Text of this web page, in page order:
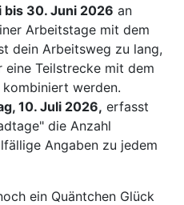
bis 30. Juni 2026 an
Arbeitstage mit dem
dein Arbeitsweg zu lang,
eine Teilstrecke mit dem
werden.
, 10. Juli 2026, erfasst
die Anzahl
Angaben zu jedem
ein Quäntchen Glück